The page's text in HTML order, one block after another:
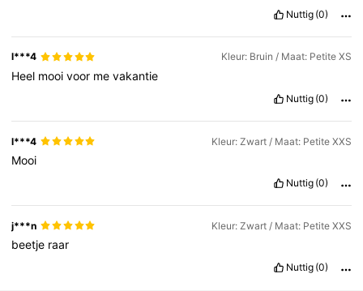
4.83 2.3M Volgers
Nuttig (0)
l***4 Kleur: Bruin / Maat: Petite XS
Heel mooivoor mevakantie
Nuttig (0)
l***4 Kleur: Zwart / Maat: Petite XXS
Mooi
Nuttig (0)
j***n Kleur: Zwart / Maat: Petite XXS
beetje raar
Nuttig (0)